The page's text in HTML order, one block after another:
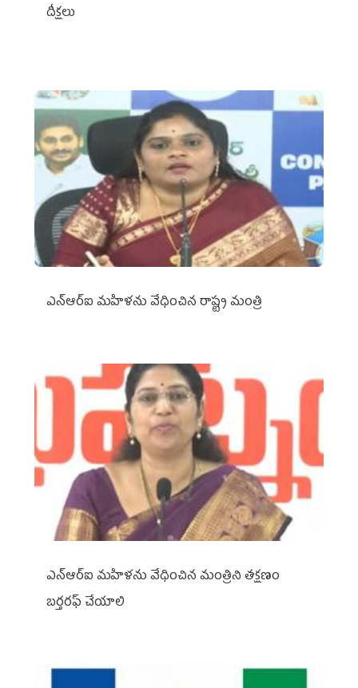
దీక్షలు
ఎన్‌ఆర్‌ఐ మహిళను వేధించిన రాష్ట్ర మంత్రి
ఎన్ఆర్ఐ మహిళను వేధించిన మంత్రిని త‌క్ష‌ణం
బ‌ర్త‌ర‌ఫ్ చేయాలి